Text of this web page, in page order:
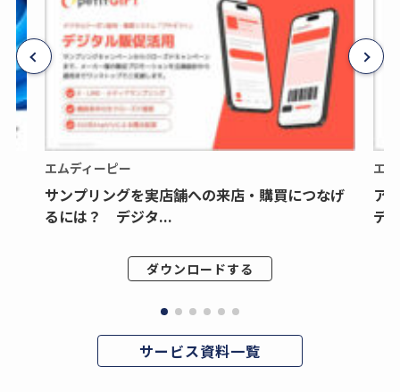
エムディーピー
サンプリングを実店舗への来店・購買につなげ
るには？ デジタ...
ダウンロードする
エ
ア
デ
サービス資料一覧